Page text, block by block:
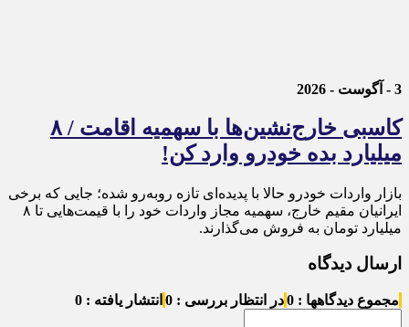
3 - آگوست - 2026
کاسبی خارج‌نشین‌ها با سهمیه اقامت / ۸
میلیارد بده خودرو وارد کن!
بازار واردات خودرو حالا با پدیده‌ای تازه روبه‌رو شده؛ جایی که برخی
ایرانیان مقیم خارج، سهمیه مجاز واردات خود را با قیمت‌هایی تا ۸
میلیارد تومان به فروش می‌گذارند.
ارسال دیدگاه
مجموع دیدگاهها : 0 در انتظار بررسی : 0 انتشار یافته : 0